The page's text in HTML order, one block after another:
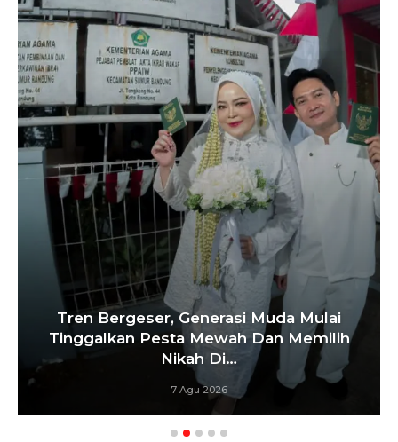
Tren Bergeser, Generasi Muda Mulai
Tinggalkan Pesta Mewah Dan Memilih
Nikah Di…
7 Agu 2026